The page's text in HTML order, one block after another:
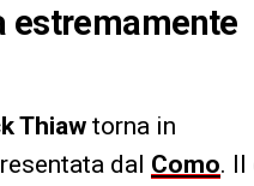
estremamente
Thiaw torna in
dal Como. Il